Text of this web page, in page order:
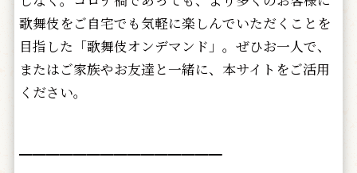
歌舞伎をご自宅でも気軽に楽しんでいただくことを
目指した「歌舞伎オンデマンド」。ぜひお一人で、
またはご家族やお友達と一緒に、本サイトをご活用
ください。
━━━━━━━━━━━━━━━